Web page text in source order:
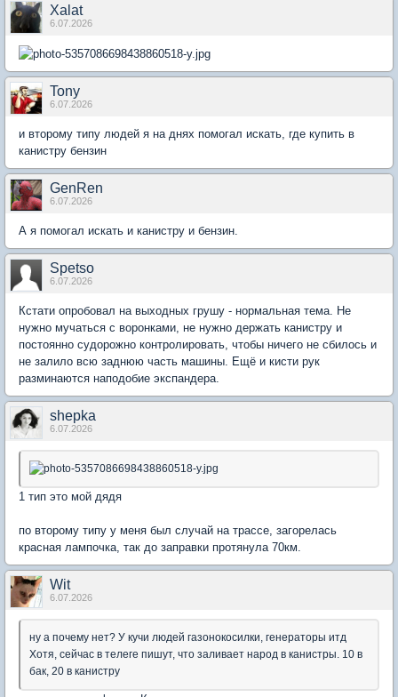
Xalat
6.07.2026
Tony
6.07.2026
и второму типу людей я на днях помогал искать, где купить в
канистру бензин
GenRen
6.07.2026
А я помогал искать и канистру и бензин.
Spetso
6.07.2026
Кстати опробовал на выходных грушу - нормальная тема. Не
нужно мучаться с воронками, не нужно держать канистру и
постоянно судорожно контролировать, чтобы ничего не сбилось и
не залило всю заднюю часть машины. Ещë и кисти рук
разминаются наподобие экспандера.
shepka
6.07.2026
1 тип это мой дядя
по второму типу у меня был случай на трассе, загорелась
красная лампочка, так до заправки протянула 70км.
Wit
6.07.2026
ну а почему нет? У кучи людей газонокосилки, генераторы итд
Хотя, сейчас в телеге пишут, что заливает народ в канистры. 10 в
бак, 20 в канистру